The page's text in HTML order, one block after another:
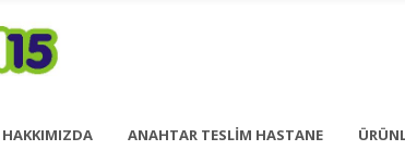
HAKKIMIZDA ANAHTAR TESLIM HASTANE